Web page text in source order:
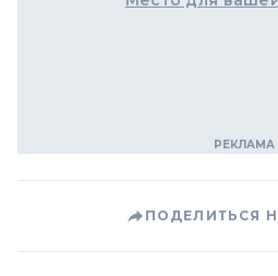
ПОДЕЛИТЬСЯ